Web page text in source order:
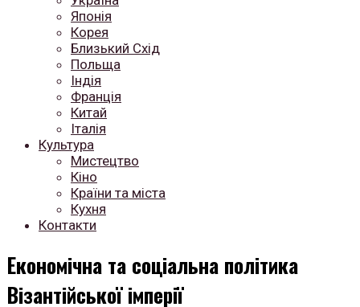
Японія
Корея
Близький Схід
Польща
Індія
Франція
Китай
Італія
Культура
Мистецтво
Кіно
Країни та міста
Кухня
Контакти
Економічна та соціальна політика
Візантійської імперії